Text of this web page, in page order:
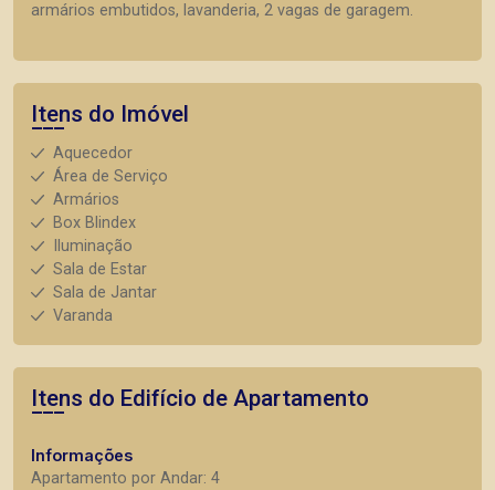
armários embutidos, lavanderia, 2 vagas de garagem.
Itens do Imóvel
Aquecedor
Área de Serviço
Armários
Box Blindex
Iluminação
Sala de Estar
Sala de Jantar
Varanda
Itens do Edifício de Apartamento
Informações
Apartamento por Andar: 4